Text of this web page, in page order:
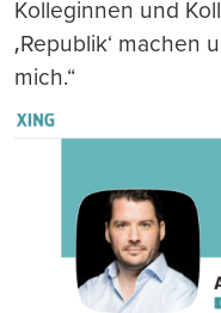
Kolleginnen und
‚Republik‘ machen
mich.“